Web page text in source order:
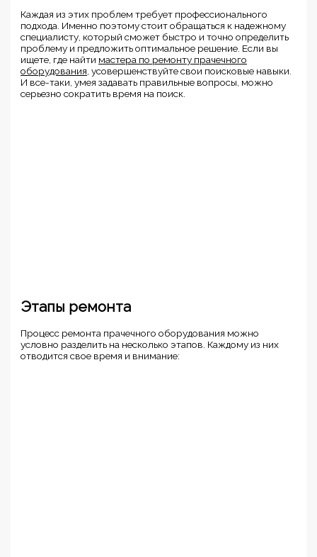
Каждая из этих проблем требует профессионального
подхода. Именно поэтому стоит обращаться к надежному
специалисту, который сможет быстро и точно определить
проблему и предложить оптимальное решение. Если вы
ищете, где найти мастера по ремонту прачечного
оборудования , усовершенствуйте свои поисковые навыки.
И все-таки, умея задавать правильные вопросы, можно
серьезно сократить время на поиск.
Этапы ремонта
Процесс ремонта прачечного оборудования можно
условно разделить на несколько этапов. Каждому из них
отводится свое время и внимание: